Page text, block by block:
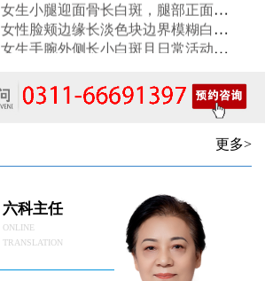
女性脸颊边缘长淡色块边界模糊白斑是怎么回事
女生手腕外侧长小白斑且日常活动发白，警惕白癜风信号
女生后腰中间长淡色斑腰部正中发白要紧吗
更多>
六科主任
ONLINE
TRANSLATION